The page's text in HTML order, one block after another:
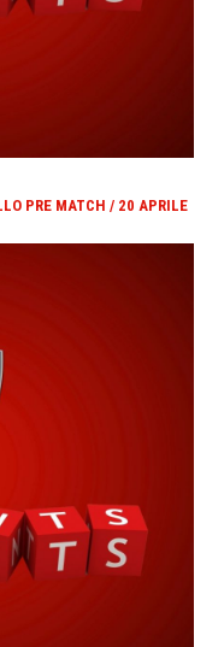
PRE MATCH / 20 APRILE